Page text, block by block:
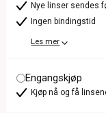
Nye linser sendes
Ingen bindingstid
Les mer
Engangskjøp
Kjøp nå og få